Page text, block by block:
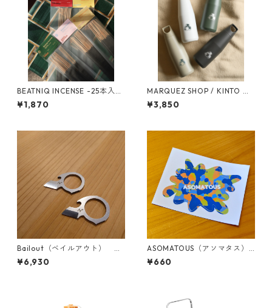
BEATNIQ INCENSE -25本入
り- [お香]
¥1,870
MARQUEZ SHOP / KINTO オ
リジナル TRAIL TUMBLER 58
0ml
¥3,850
Bailout（ベイルアウト） ス
トーンウォッシュ
¥6,930
ASOMATOUS（アソマタス）
「アメーバ」ロゴステッカー
¥660